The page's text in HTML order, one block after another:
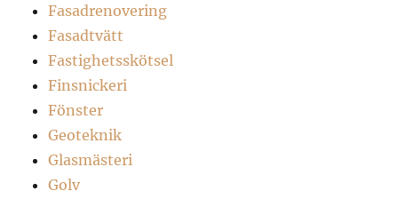
Fasadrenovering
Fasadtvätt
Fastighetsskötsel
Finsnickeri
Fönster
Geoteknik
Glasmästeri
Golv